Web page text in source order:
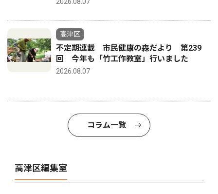
高津区
不定期連載 市民健康の森だより 第239
回 今年も「竹工作教室」行いました
2026.08.07
コラム一覧
高津区編集室